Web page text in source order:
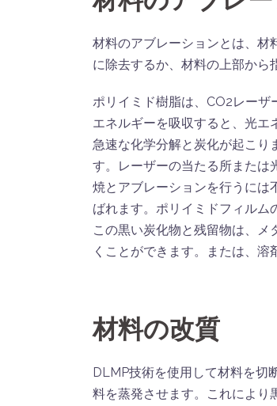
材料のアブレーションとは、材
に除去するか、材料の上部から
ポリイミド樹脂は、CO2レーザ
エネルギーを吸収すると、光エ
急速な化学分解と炭化が起こり
す。レーザーの当たる所または
焼とアブレーションを行うには
ばれます。ポリイミドフィルム
この黒い炭化物と残留物は、
くことができます。または、溶
材料の改質
DLMP技術を使用して材料を切
料を蒸発させます。これにより